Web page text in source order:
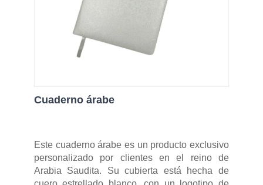
Cuaderno árabe
Este cuaderno árabe es un producto exclusivo
personalizado por clientes en el reino de
Arabia Saudita. Su cubierta está hecha de